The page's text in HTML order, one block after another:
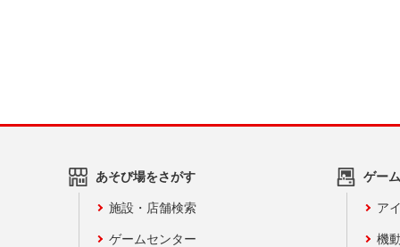
あそび場をさがす
施設・店舗検索
ゲームセンター
ゲー
ア
機